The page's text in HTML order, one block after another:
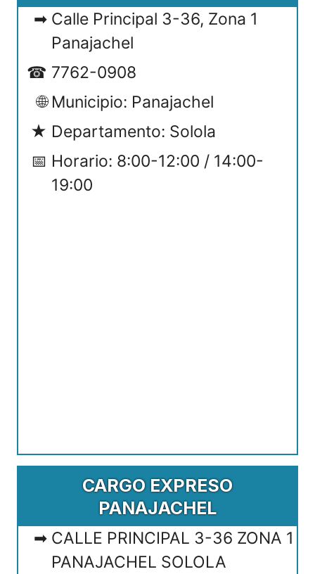
Calle Principal 3-36, Zona 1
Panajachel
7762-0908
Municipio: Panajachel
Departamento: Solola
Horario: 8:00-12:00 / 14:00-
19:00
CARGO EXPRESO
PANAJACHEL
CALLE PRINCIPAL 3-36 ZONA 1
PANAJACHEL SOLOLA